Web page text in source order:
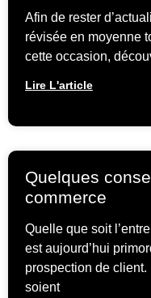
Afin de rester
révisée en moyenne
cette occasion,
Lire L'article
Quelques
commerce
Quelle que soit
est aujourd’hui
prospection de
soient